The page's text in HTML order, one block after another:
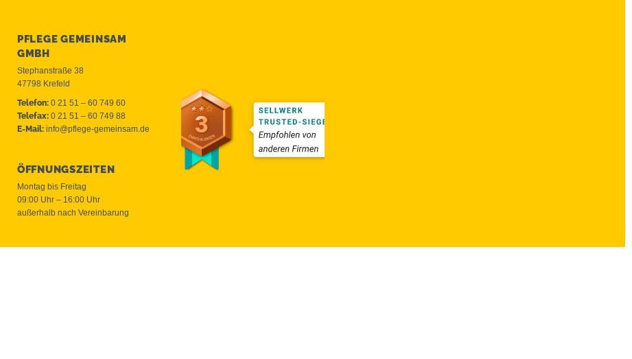
PFLEGE GEMEINSAM
GMBH
Stephanstraße 38
47798 Krefeld
Telefon:0 21 51 – 60 749 60
Telefax:0 21 51 – 60 749 88
E-Mail:info@pflege-gemeinsam.de
ÖFFNUNGSZEITEN
Montag bis Freitag
09:00 Uhr – 16:00 Uhr
außerhalb nach Vereinbarung
ebo
ok
am
ace